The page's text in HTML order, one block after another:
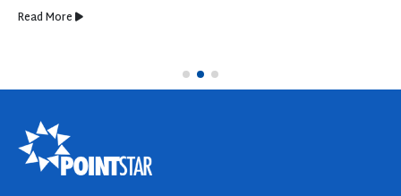
Read More